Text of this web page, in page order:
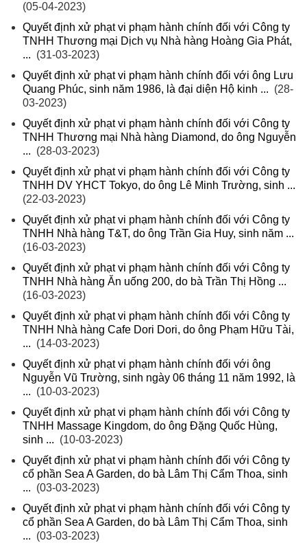
(05-04-2023)
Quyết định xử phạt vi phạm hành chính đối với Công ty
TNHH Thương mại Dịch vụ Nhà hàng Hoàng Gia Phát,
... (31-03-2023)
Quyết định xử phạt vi phạm hành chính đối với ông Lưu
Quang Phúc, sinh năm 1986, là đại diện Hộ kinh ... (28-
03-2023)
Quyết định xử phạt vi phạm hành chính đối với Công ty
TNHH Thương mại Nhà hàng Diamond, do ông Nguyễn
... (28-03-2023)
Quyết định xử phạt vi phạm hành chính đối với Công ty
TNHH DV YHCT Tokyo, do ông Lê Minh Trường, sinh ...
(22-03-2023)
Quyết định xử phạt vi phạm hành chính đối với Công ty
TNHH Nhà hàng T&T, do ông Trần Gia Huy, sinh năm ...
(16-03-2023)
Quyết định xử phạt vi phạm hành chính đối với Công ty
TNHH Nhà hàng Ăn uống 200, do bà Trần Thị Hồng ...
(16-03-2023)
Quyết định xử phạt vi phạm hành chính đối với Công ty
TNHH Nhà hàng Cafe Dori Dori, do ông Phạm Hữu Tài,
... (14-03-2023)
Quyết định xử phạt vi phạm hành chính đối với ông
Nguyễn Vũ Trường, sinh ngày 06 tháng 11 năm 1992, là
... (10-03-2023)
Quyết định xử phạt vi phạm hành chính đối với Công ty
TNHH Massage Kingdom, do ông Đặng Quốc Hùng,
sinh ... (10-03-2023)
Quyết định xử phạt vi phạm hành chính đối với Công ty
cổ phần Sea A Garden, do bà Lâm Thị Cẩm Thoa, sinh
... (03-03-2023)
Quyết định xử phạt vi phạm hành chính đối với Công ty
cổ phần Sea A Garden, do bà Lâm Thị Cẩm Thoa, sinh
... (03-03-2023)